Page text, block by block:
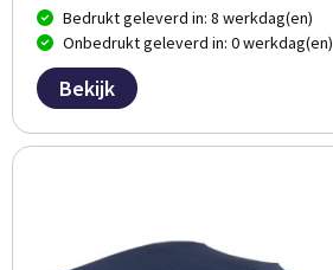
Bedrukt geleverd in: 8 werkdag(en)
Onbedrukt geleverd in: 0 werkdag(en)
Bekijk